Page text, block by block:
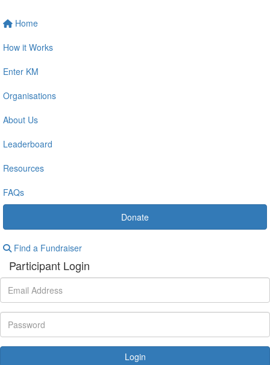
Home
How it Works
Enter KM
Organisations
About Us
Leaderboard
Resources
FAQs
Donate
Find a Fundraiser
Participant Login
Login